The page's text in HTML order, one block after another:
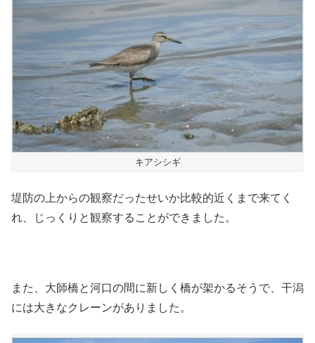
キアシシギ
堤防の上からの観察だったせいか比較的近くまで来てく
れ、じっくりと観察することができました。
また、大師橋と河口の間に新しく橋が架かるそうで、干潟
には大きなクレーンがありました。